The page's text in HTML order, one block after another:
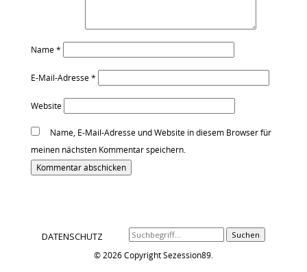
Name*
E-Mail-Adresse*
Website
Name, E-Mail-Adresse und Website in diesem Browser für
meinen nächsten Kommentar speichern.
DATENSCHUTZ Suchen
© 2026 Copyright Sezession89.